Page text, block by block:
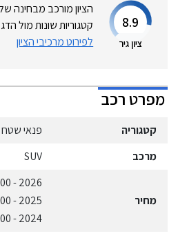
8.9
ציון גיר
הציון מורכב מבחינה
קטגוריות שונות מול
לפירוט מרכיבי הציון
מפרט רכב
קטגוריה
פנאי שטח
מרכב
SUV
מחיר
2026
- 166,300 ₪
2025
- 156,300 ₪
2024
- 146,900 ₪